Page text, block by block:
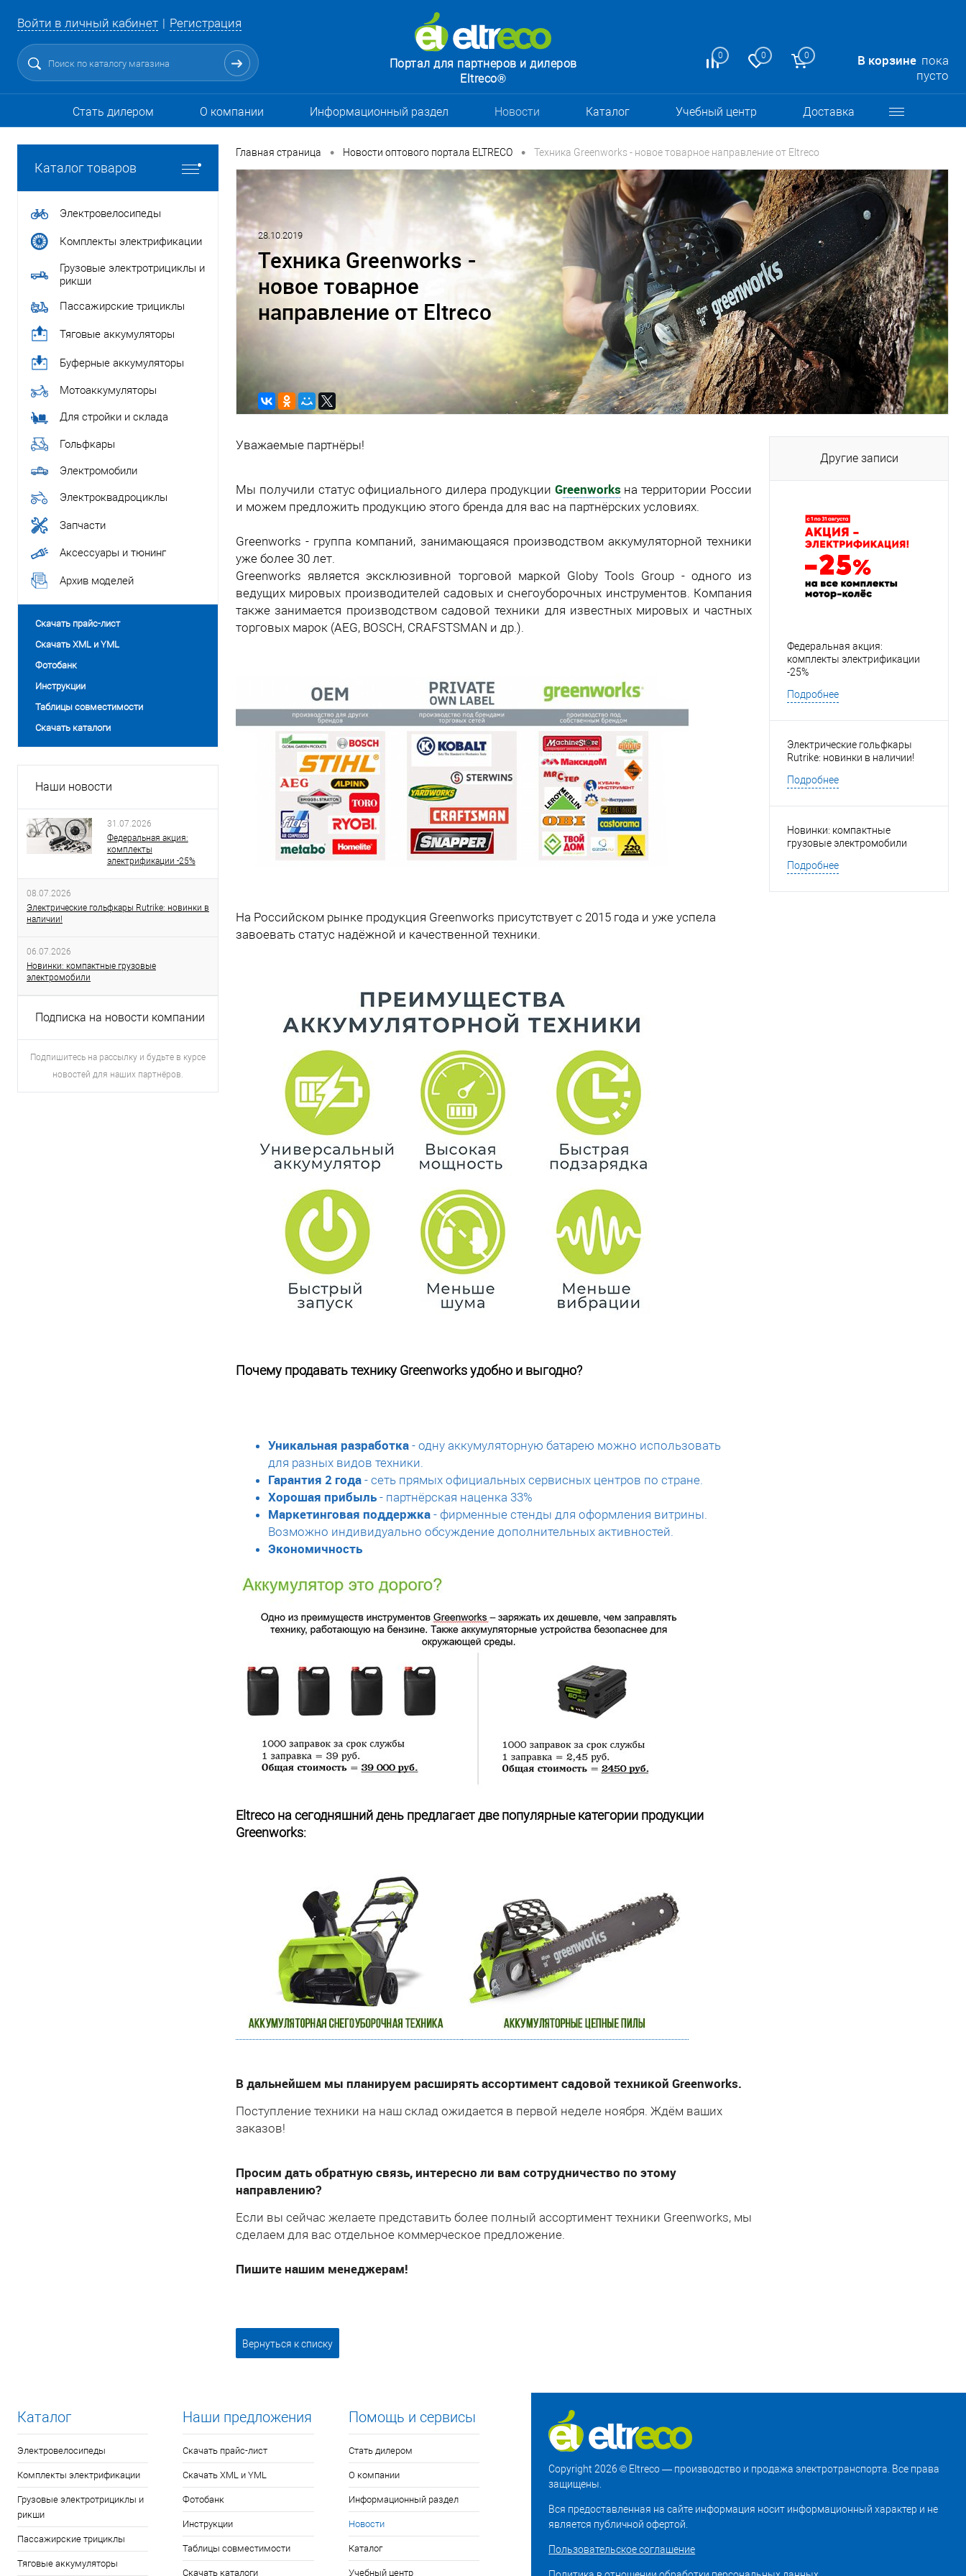
Войти в личный кабинет Регистрация
0 0 0 В корзине пока
пусто
Портал для партнеров и дилеров
Eltreco®
Стать дилером О компании Информационный раздел Новости Каталог Учебный центр Доставка
Каталог товаров
Электровелосипеды
Комплекты электрификации
Грузовые электротрициклы и
рикши
Пассажирские трициклы
Тяговые аккумуляторы
Буферные аккумуляторы
Мотоаккумуляторы
Для стройки и склада
Гольфкары
Электромобили
Электроквадроциклы
Запчасти
Аксессуары и тюнинг
Архив моделей
Скачать прайс-лист
Скачать XML и YML
Фотобанк
Инструкции
Таблицы совместимости
Скачать каталоги
Наши новости
31.07.2026
Федеральная акция:
комплекты
электрификации -25%
08.07.2026
Электрические гольфкары Rutrike: новинки в
наличии!
06.07.2026
Новинки: компактные грузовые
электромобили
Подписка на новости компании
Подпишитесь на рассылку и будьте в курсе
новостей для наших партнёров.
Главная страница • Новости оптового портала ELTRECO • Техника Greenworks - новое товарное направление от Eltreco
28.10.2019
Техника Greenworks -
новое товарное
направление от Eltreco
Уважаемые партнёры!
Мы получили статус официального дилера продукции Greenworks на территории России
и можем предложить продукцию этого бренда для вас на партнёрских условиях.
Greenworks - группа компаний, занимающаяся производством аккумуляторной техники
уже более 30 лет.
Greenworks является эксклюзивной торговой маркой Globу Tools Group - одного из
ведущих мировых производителей садовых и снегоуборочных инструментов. Компания
также занимается производством садовой техники для известных мировых и частных
торговых марок (AEG, BOSCH, CRAFSTSMAN и др.).
На Российском рынке продукция Greenworks присутствует с 2015 года и уже успела
завоевать статус надёжной и качественной техники.
Почему продавать технику Greenworks удобно и выгодно?
Уникальная разработка - одну аккумуляторную батарею можно использовать
для разных видов техники.
Гарантия 2 года - сеть прямых официальных сервисных центров по стране.
Хорошая прибыль - партнёрская наценка 33%
Маркетинговая поддержка - фирменные стенды для оформления витрины.
Возможно индивидуально обсуждение дополнительных активностей.
Экономичность
Eltreco на сегодняшний день предлагает две популярные категории продукции
Greenworks:
В дальнейшем мы планируем расширять ассортимент садовой техникой Greenworks.
Поступление техники на наш склад ожидается в первой неделе ноября. Ждём ваших
заказов!
Просим дать обратную связь, интересно ли вам сотрудничество по этому
направлению?
Если вы сейчас желаете представить более полный ассортимент техники Greenworks, мы
сделаем для ваc отдельное коммерческое предложение.
Пишите нашим менеджерам!
Вернуться к списку
Другие записи
Федеральная акция:
комплекты электрификации
-25%
Подробнее
Электрические гольфкары
Rutrike: новинки в наличии!
Подробнее
Новинки: компактные
грузовые электромобили
Подробнее
Каталог
Электровелосипеды
Комплекты электрификации
Грузовые электротрициклы и
рикши
Пассажирские трициклы
Тяговые аккумуляторы
Наши предложения
Скачать прайс-лист
Скачать XML и YML
Фотобанк
Инструкции
Таблицы совместимости
Скачать каталоги
Помощь и сервисы
Стать дилером
О компании
Информационный раздел
Новости
Каталог
Учебный центр
Copyright 2026 © Eltreco — производство и продажа электротранспорта. Все права
защищены.
Вся предоставленная на сайте информация носит информационный характер и не
является публичной офертой.
Пользовательское соглашение